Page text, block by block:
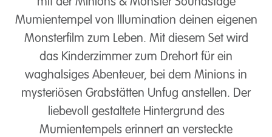
mit der Minions & Monster Soundstage
Mumientempel von Illumination deinen eigenen
Monsterfilm zum Leben. Mit diesem Set wird
das Kinderzimmer zum Drehort für ein
waghalsiges Abenteuer, bei dem Minions in
mysteriösen Grabstätten Unfug anstellen. Der
liebevoll gestaltete Hintergrund des
Mumientempels erinnert an versteckte